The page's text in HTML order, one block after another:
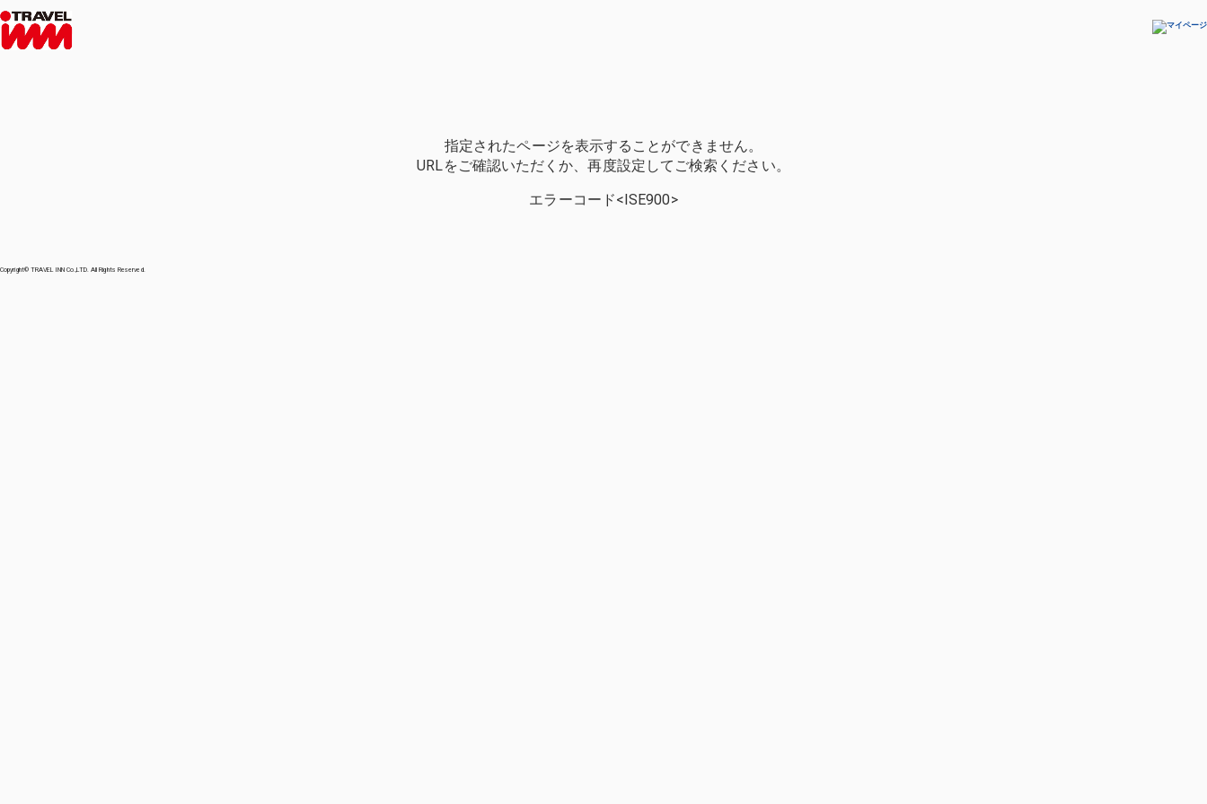
指定されたページを表示することができません。
URLをご確認いただくか、再度設定してご検索ください。
エラーコード<ISE900>
Copyright© TRAVEL INN Co.,LTD. All Rights Reserved.